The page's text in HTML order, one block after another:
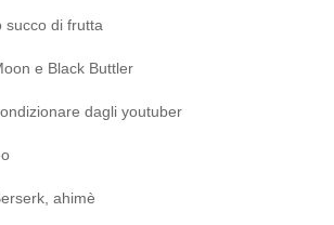
succo di frutta
e Black Buttler
dagli youtuber
ahimè